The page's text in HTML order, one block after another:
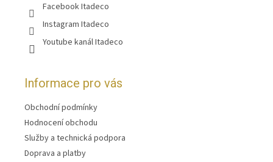
Facebook Itadeco
Instagram Itadeco
Youtube kanál Itadeco
Informace pro vás
Obchodní podmínky
Hodnocení obchodu
Služby a technická podpora
Doprava a platby